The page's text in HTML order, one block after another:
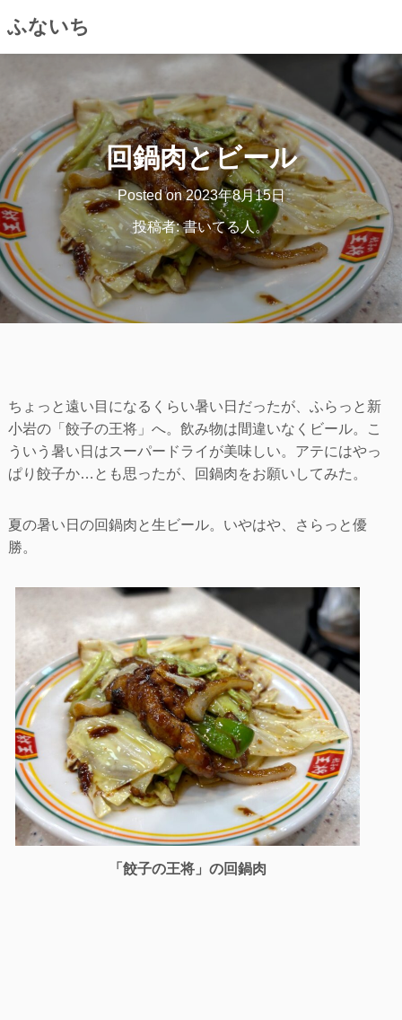
ツ
へ
ス
キ
ッ
プ
ふないち
回鍋肉とビール
Posted on 2023年8月15日
投稿者:書いてる人。
ちょっと遠い目になるくらい暑い日だったが、ふらっと新
小岩の「餃子の王将」へ。飲み物は間違いなくビール。こ
ういう暑い日はスーパードライが美味しい。アテにはやっ
ぱり餃子か…とも思ったが、回鍋肉をお願いしてみた。
夏の暑い日の回鍋肉と生ビール。いやはや、さらっと優
勝。
「餃子の王将」の回鍋肉